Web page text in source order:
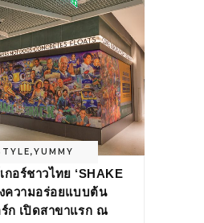
,YUMMY
กอร์ชาวไทย ‘SHAKE
งความอร่อยแบบต้น
ก เปิดสาขาแรก ณ